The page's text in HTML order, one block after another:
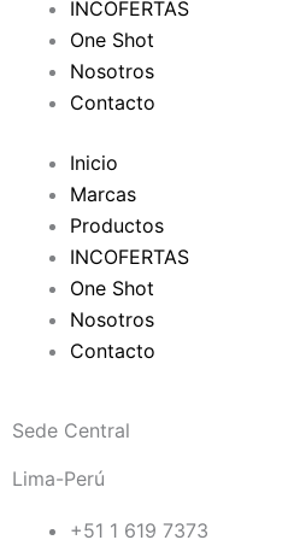
k
-
f
INCOFERTAS
One Shot
Nosotros
Contacto
Inicio
Marcas
Productos
INCOFERTAS
One Shot
Nosotros
Contacto
Sede Central
Lima-Perú
+51 1 619 7373